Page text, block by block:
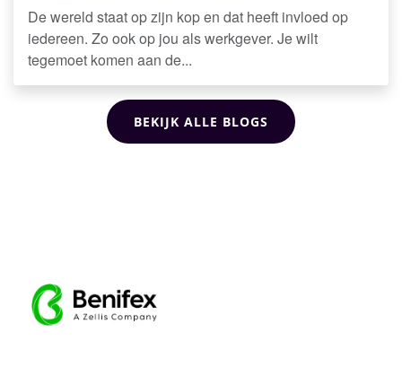
De wereld staat op zijn kop en dat heeft invloed op
iedereen. Zo ook op jou als werkgever. Je wilt
tegemoet komen aan de...
BEKIJK ALLE BLOGS